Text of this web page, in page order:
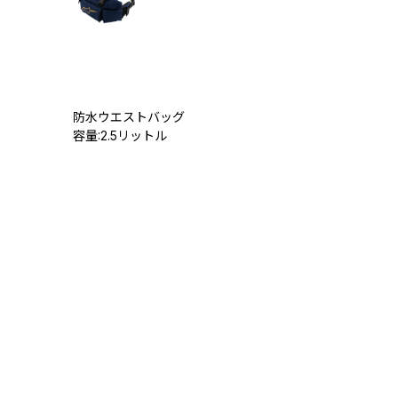
防水ウエストバッグ
容量:2.5リットル